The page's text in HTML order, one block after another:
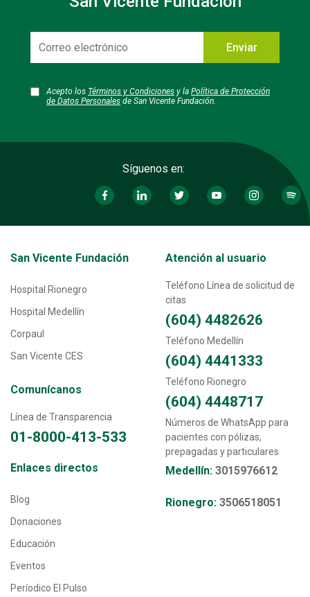
electrónico
Acepto los Términos y Condiciones y la Política de Protección
de Datos Personales de San Vicente Fundación.
Enviar
Síguenos en:
Transversal - Menú San Vicente fundación footer
San Vicente Fundación
Hospital Rionegro
Hospital Medellín
Corpaul
San Vicente CES
Comunícanos
Línea de Transparencia
01-8000-413-533
Atención al usuario
Teléfono Línea de solicitud de
citas
(604) 4482626
Teléfono Medellín
(604) 4441333
Teléfono Rionegro
(604) 4448717
Números de WhatsApp para
pacientes con pólizas,
prepagadas y particulares
Medellín: 3015976612
Rionegro: 3506518051
Transversal - Menú enlaces directos footer
Enlaces directos
Blog
Donaciones
Educación
Eventos
Períodico El Pulso